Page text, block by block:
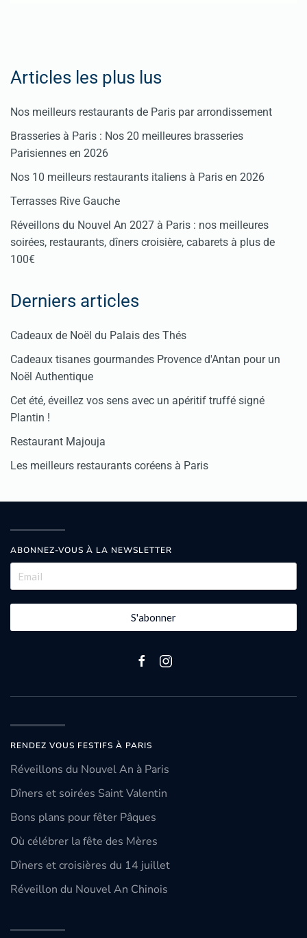
Articles les plus lus
Nos meilleurs restaurants de Paris par arrondissement
Brasseries à Paris : Nos 20 meilleures brasseries
Parisiennes en 2026
Nos 10 meilleurs restaurants italiens à Paris en 2026
Terrasses Rive Gauche
Réveillons du Nouvel An 2027 à Paris : nos meilleures
soirées, restaurants, dîners croisière, cabarets à plus de
100€
Derniers articles
Cadeaux de Noël du Palais des Thés
Cadeaux tisanes gourmandes Provence d'Antan pour un
Noël Authentique
Cet été, éveillez vos sens avec un apéritif truffé signé
Plantin !
Restaurant Majouja
Les meilleurs restaurants coréens à Paris
ABONNEZ-VOUS À LA NEWSLETTER
S'abonner
RENDEZ VOUS FESTIFS À PARIS
Réveillons du Nouvel An à Paris
Dîners et soirées Saint Valentin
Bons plans pour fêter Pâques
Où célébrer la fête des Mères
Dîners et croisières du 14 juillet
Réveillon du Nouvel An Chinois